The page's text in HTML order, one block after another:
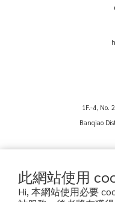
此網站使用
Hi, 本網站使用必要
1F.-4, No.
Banqiao